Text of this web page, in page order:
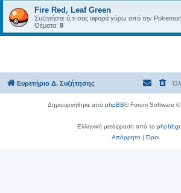
Fire Red, Leaf Green
Συζητήστε ό,τι σας αφορά γύρω από την
Θέματα: 8
Ευρετήριο Δ. Συζήτησης
Δημιουργήθηκε από phpBB® Forum Software
Ελληνική μετάφραση από το
Απόρρητο|Όροι